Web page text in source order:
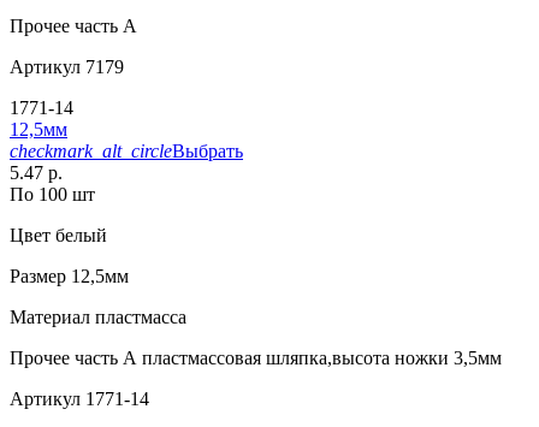
Прочее часть A
Артикул 7179
1771-14
12,5мм
checkmark_alt_circleВыбрать
5.47 р.
По 100 шт
Цвет белый
Размер 12,5мм
Материал пластмасса
Прочее часть А пластмассовая шляпка,высота ножки 3,5мм
Артикул 1771-14